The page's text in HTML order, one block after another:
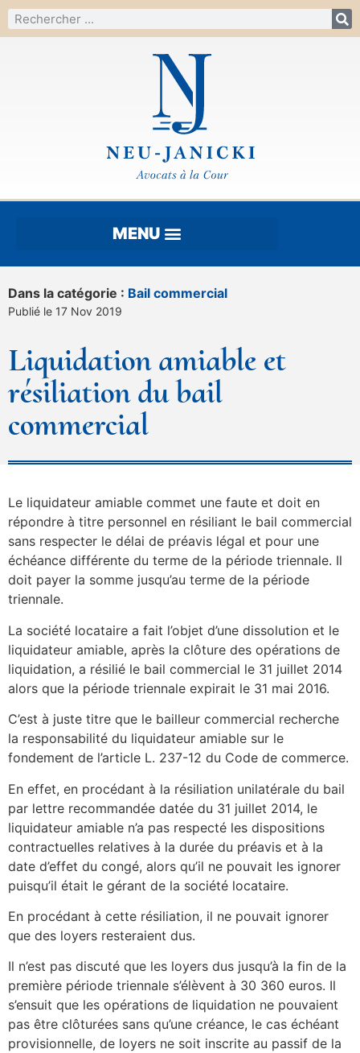
Dans la catégorie : Bail commercial
Publié le 17 Nov 2019
Liquidation amiable et
résiliation du bail
commercial
Le liquidateur amiable commet une faute et doit en
répondre à titre personnel en résiliant le bail commercial
sans respecter le délai de préavis légal et pour une
échéance différente du terme de la période triennale. Il
doit payer la somme jusqu’au terme de la période
triennale.
La société locataire a fait l’objet d’une dissolution et le
liquidateur amiable, après la clôture des opérations de
liquidation, a résilié le bail commercial le 31 juillet 2014
alors que la période triennale expirait le 31 mai 2016.
C’est à juste titre que le bailleur commercial recherche
la responsabilité du liquidateur amiable sur le
fondement de l’article L. 237-12 du Code de commerce.
En effet, en procédant à la résiliation unilatérale du bail
par lettre recommandée datée du 31 juillet 2014, le
liquidateur amiable n’a pas respecté les dispositions
contractuelles relatives à la durée du préavis et à la
date d’effet du congé, alors qu’il ne pouvait les ignorer
puisqu’il était le gérant de la société locataire.
En procédant à cette résiliation, il ne pouvait ignorer
que des loyers resteraient dus.
Il n’est pas discuté que les loyers dus jusqu’à la fin de la
première période triennale s’élèvent à 30 360 euros. Il
s’ensuit que les opérations de liquidation ne pouvaient
pas être clôturées sans qu’une créance, le cas échéant
provisionnelle, de loyers ne soit inscrite au passif de la